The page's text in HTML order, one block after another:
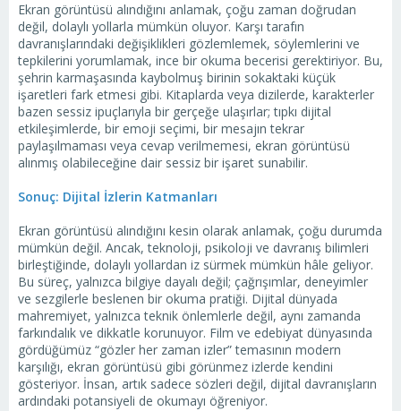
Ekran görüntüsü alındığını anlamak, çoğu zaman doğrudan
değil, dolaylı yollarla mümkün oluyor. Karşı tarafın
davranışlarındaki değişiklikleri gözlemlemek, söylemlerini ve
tepkilerini yorumlamak, ince bir okuma becerisi gerektiriyor. Bu,
şehrin karmaşasında kaybolmuş birinin sokaktaki küçük
işaretleri fark etmesi gibi. Kitaplarda veya dizilerde, karakterler
bazen sessiz ipuçlarıyla bir gerçeğe ulaşırlar; tıpkı dijital
etkileşimlerde, bir emoji seçimi, bir mesajın tekrar
paylaşılmaması veya cevap verilmemesi, ekran görüntüsü
alınmış olabileceğine dair sessiz bir işaret sunabilir.
Sonuç: Dijital İzlerin Katmanları
Ekran görüntüsü alındığını kesin olarak anlamak, çoğu durumda
mümkün değil. Ancak, teknoloji, psikoloji ve davranış bilimleri
birleştiğinde, dolaylı yollardan iz sürmek mümkün hâle geliyor.
Bu süreç, yalnızca bilgiye dayalı değil; çağrışımlar, deneyimler
ve sezgilerle beslenen bir okuma pratiği. Dijital dünyada
mahremiyet, yalnızca teknik önlemlerle değil, aynı zamanda
farkındalık ve dikkatle korunuyor. Film ve edebiyat dünyasında
gördüğümüz “gözler her zaman izler” temasının modern
karşılığı, ekran görüntüsü gibi görünmez izlerde kendini
gösteriyor. İnsan, artık sadece sözleri değil, dijital davranışların
ardındaki potansiyeli de okumayı öğreniyor.